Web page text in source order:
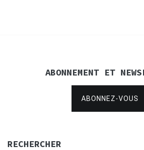
ABONNEMENT ET
ABONNEZ-VOUS
RECHERCHER